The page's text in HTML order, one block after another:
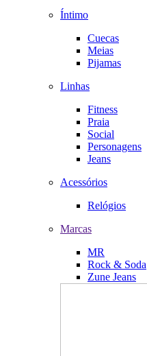
Íntimo
Cuecas
Meias
Pijamas
Linhas
Fitness
Praia
Social
Personagens
Jeans
Acessórios
Relógios
Marcas
MR
Rock & Soda
Zune Jeans